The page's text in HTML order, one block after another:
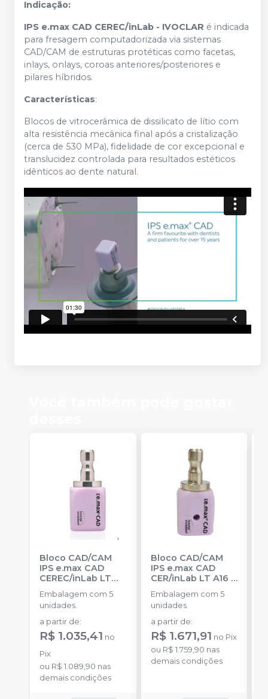
Indicação:
IPS e.max CAD CEREC/inLab - IVOCLAR é indicada
para fresagem computadorizada via sistemas
CAD/CAM de estruturas protéticas como facetas,
inlays, onlays, coroas anteriores/posteriores e
pilares híbridos.
Características:
Blocos de vitrocerâmica de dissilicato de lítio com
alta resistência mecânica final após a cristalização
(cerca de 530 MPa), fidelidade de cor excepcional e
translucidez controlada para resultados estéticos
idênticos ao dente natural.
Bloco CAD/CAM
IPS e.max CAD
CEREC/inLab LT
C16
-
Embalagem com 5
unidades.
a partir de:
R$ 1.035,41 no
Pix
ou R$ 1.089,90 nas
demais condições
Bloco CAD/CAM
IPS e.max CAD
CER/inLab LT A16 -
IVOCLAR
Embalagem com 5
unidades.
a partir de:
R$ 1.671,91 no Pix
ou R$ 1.759,90 nas
demais condições